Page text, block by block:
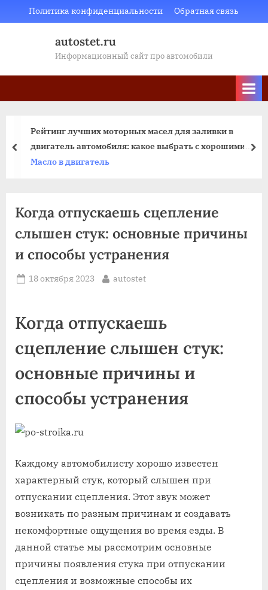
to
Политика конфиденциальности Обратная связь
autostet.ru
Информационный сайт про автомобили
масел для заливки в
какое выбрать с хорошими
Установка ГБО на
или метан
пред
Когда отпускаешь сцепление
слышен стук: основные причины
и способы устранения
Posted
18 октября 2023 By
autostet
Когда отпускаешь
сцепление слышен стук:
основные причины и
способы устранения
Каждому автомобилисту хорошо известен
характерный стук, который слышен при
отпускании сцепления. Этот звук может
возникать по разным причинам и создавать
некомфортные ощущения во время езды. В
данной статье мы рассмотрим основные
причины появления стука при отпускании
сцепления и возможные способы их